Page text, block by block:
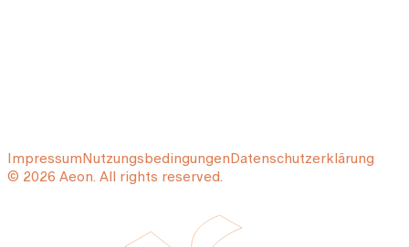
ImpressumNutzungsbedingungenDatenschutzerklärung
© 2026 Aeon. All rights reserved.